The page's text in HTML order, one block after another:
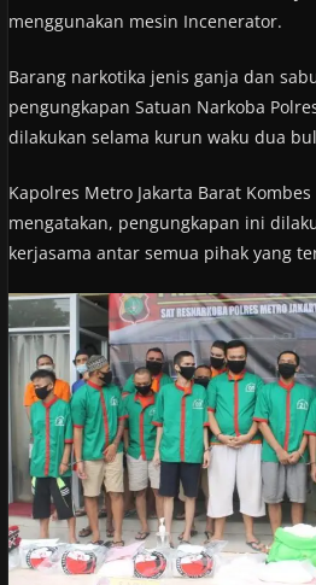
menggunakan mesin Incenerator.
Barang narkotika jenis ganja dan
pengungkapan Satuan Narkoba
dilakukan selama kurun waku dua
Kapolres Metro Jakarta Barat
mengatakan, pengungkapan ini
kerjasama antar semua pihak yang